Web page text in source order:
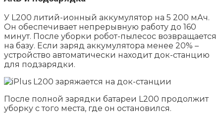
У L200 литий-ионный аккумулятор на 5 200 мАч.
Он обеспечивает непрерывную работу до 160
минут. После уборки робот-пылесос возвращается
на базу. Если заряд аккумулятора менее 20% –
устройство автоматически находит док-станцию
для подзарядки.
После полной зарядки батареи L200 продолжит
уборку с того места, где он остановился.